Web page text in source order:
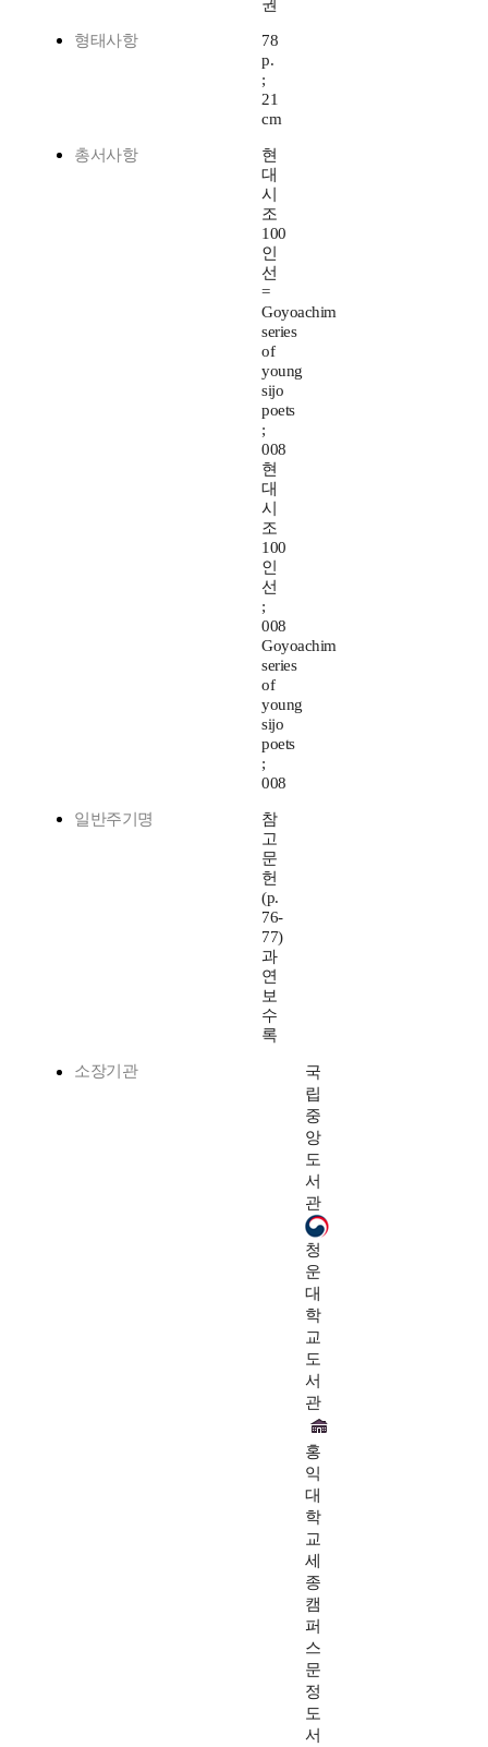
권
형태사항
78
p.
;
21
cm
총서사항
현
대
시
조
100
인
선
=
Goyoachim
series
of
young
sijo
poets
;
008
현
대
시
조
100
인
선
;
008
Goyoachim
series
of
young
sijo
poets
;
008
일반주기명
참
고
문
헌
(p.
76-
77)
과
연
보
수
록
소장기관
국
립
중
앙
도
서
관
청
운
대
학
교
도
서
관
홍
익
대
학
교
세
종
캠
퍼
스
문
정
도
서